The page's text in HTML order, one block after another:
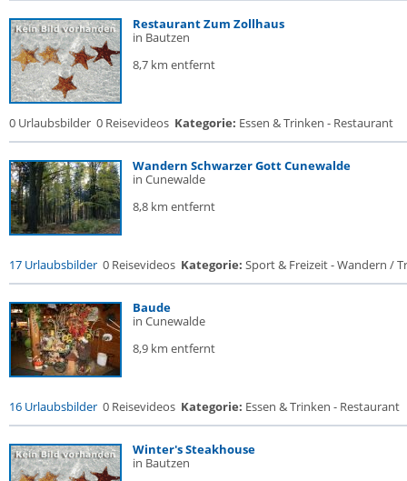
Restaurant Zum Zollhaus
in Bautzen
8,7 km entfernt
0 Urlaubsbilder 0 Reisevideos Kategorie: Essen & Trinken - Restaurant
Wandern Schwarzer Gott Cunewalde
in Cunewalde
8,8 km entfernt
17 Urlaubsbilder 0 Reisevideos Kategorie: Sport & Freizeit - Wandern /
Baude
in Cunewalde
8,9 km entfernt
16 Urlaubsbilder 0 Reisevideos Kategorie: Essen & Trinken - Restaurant
Winter's Steakhouse
in Bautzen